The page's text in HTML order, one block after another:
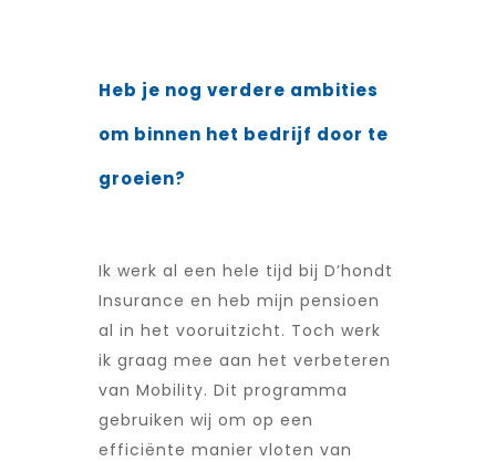
Heb je nog verdere ambities
om binnen het bedrijf door te
groeien?
Ik werk al een hele tijd bij D’hondt
Insurance en heb mijn pensioen
al in het vooruitzicht. Toch werk
ik graag mee aan het verbeteren
van Mobility. Dit programma
gebruiken wij om op een
efficiënte manier vloten van